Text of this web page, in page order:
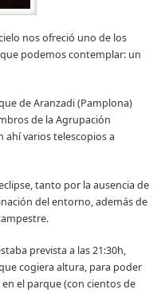
nos ofreció uno de los
podemos contemplar: un
de Aranzadi (Pamplona)
de la Agrupación
varios telescopios a
tanto por la ausencia de
del entorno, además de
prevista a las 21:30h,
cogiera altura, para poder
el parque (con cientos de